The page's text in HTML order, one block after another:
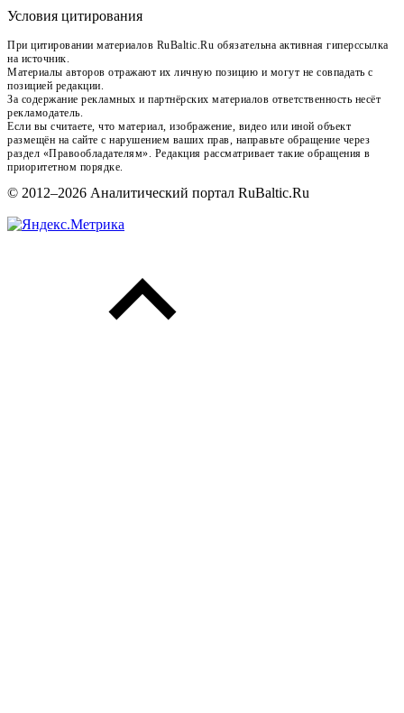
Условия цитирования
При цитировании материалов RuBaltic.Ru обязательна активная гиперссылка
на источник.
Материалы авторов отражают их личную позицию и могут не совпадать с
позицией редакции.
За содержание рекламных и партнёрских материалов ответственность несёт
рекламодатель.
Если вы считаете, что материал, изображение, видео или иной объект
размещён на сайте с нарушением ваших прав, направьте обращение через
раздел «Правообладателям». Редакция рассматривает такие обращения в
приоритетном порядке.
© 2012–2026 Аналитический портал RuBaltic.Ru